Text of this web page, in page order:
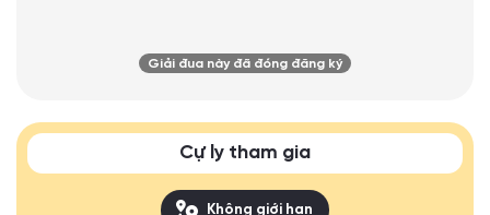
Giải đua này đã đóng đăng ký
Cự ly tham gia
Không giới hạn